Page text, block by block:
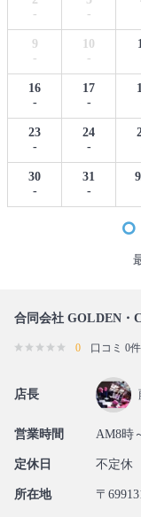
-
-
9
-
10
-
16
-
17
-
23
-
24
-
30
-
31
-
合同会社 GOLDEN・
0 口コミ 0件
店長
営業時間 AM8時
定休日 不定休
所在地 〒